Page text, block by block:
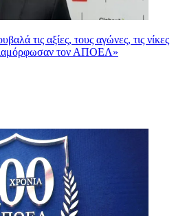
τις αξίες, τους αγώνες, τις νίκες
τον ΑΠΟΕΛ»